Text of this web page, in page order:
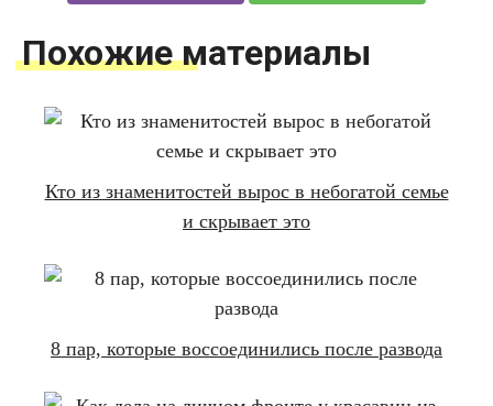
Похожие материалы
Кто из знаменитостей вырос в небогатой семье
и скрывает это
8 пар, которые воссоединились после развода